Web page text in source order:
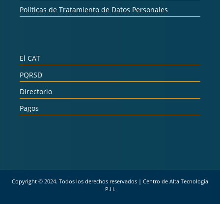
Políticas de Tratamiento de Datos Personales
El CAT
PQRSD
Directorio
Pagos
Copyright © 2024. Todos los derechos reservados | Centro de Alta Tecnología
P.H.